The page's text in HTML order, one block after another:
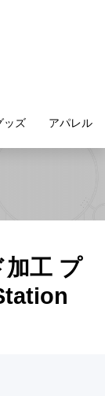
ッズ アパレル
工 プ